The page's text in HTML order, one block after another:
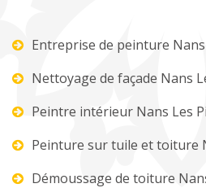
Entreprise de peinture
Nettoyage de façade Nans
Peintre intérieur Nans Les
Peinture sur tuile et toiture
Démoussage de toiture